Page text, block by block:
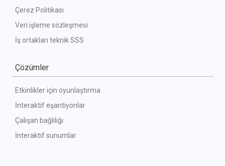
Çerez Politikası
Veri işleme sözleşmesi
İş ortakları teknik SSS
Çözümler
Etkinlikler için oyunlaştırma
İnteraktif eşantiyonlar
Çalışan bağlılığı
İnteraktif sunumlar